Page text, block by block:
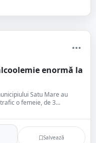
enormă la
Satu Mare au
o femeie, de 3...
Salvează